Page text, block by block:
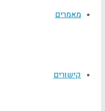
מאמרים
קישורים